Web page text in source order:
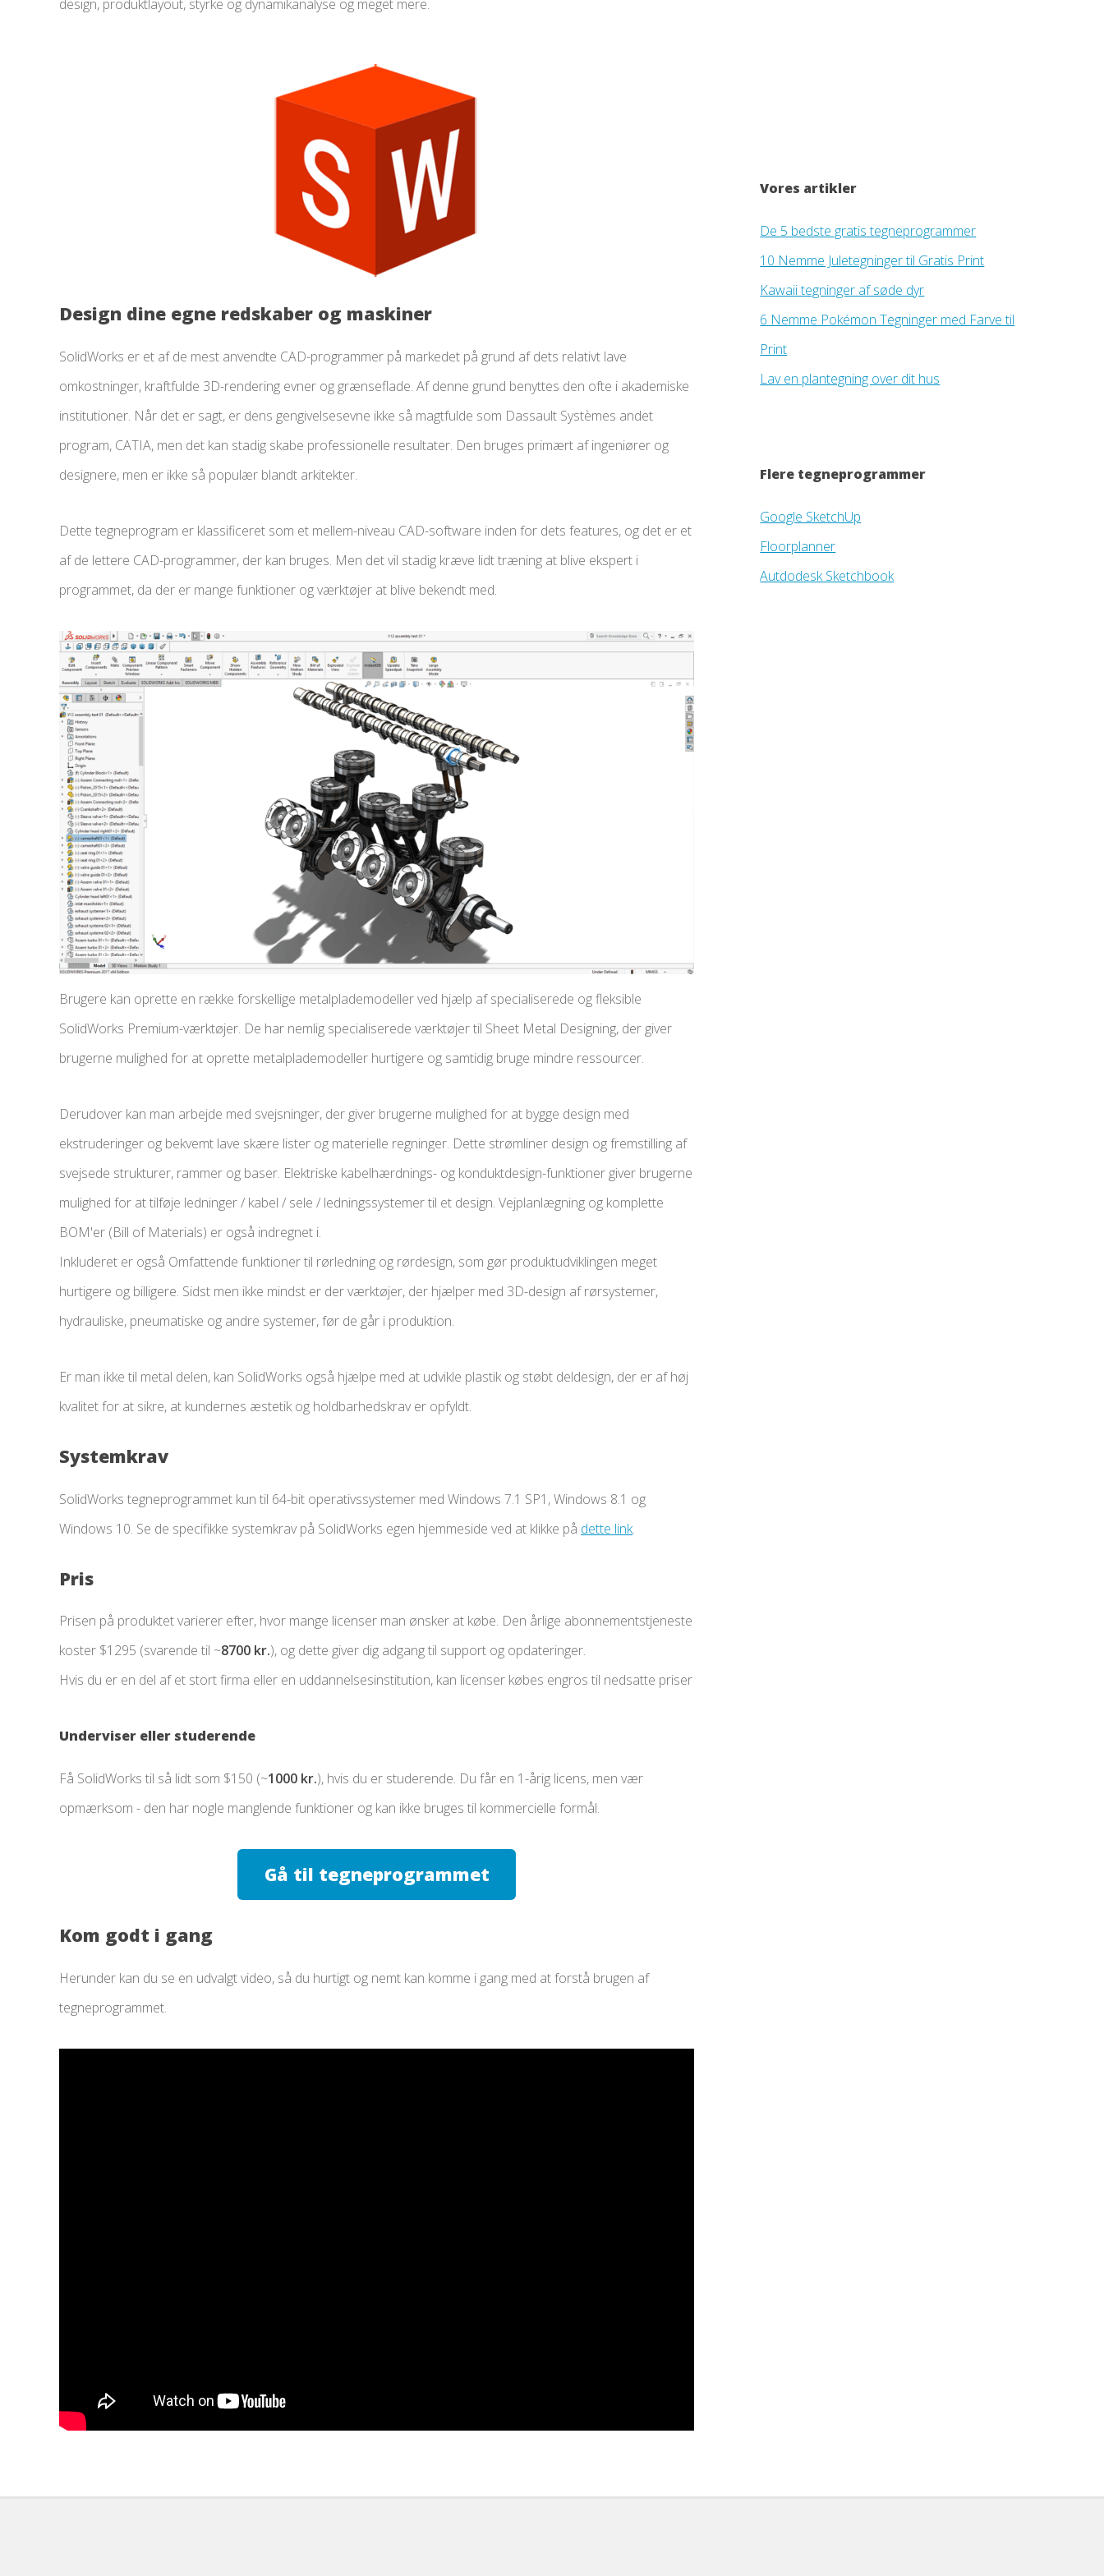
design, produktlayout, styrke og dynamikanalyse og meget mere.
Design dine egne redskaber og maskiner
SolidWorks er et af de mest anvendte CAD-programmer på markedet på grund af dets relativt lave
omkostninger, kraftfulde 3D-rendering evner og grænseflade. Af denne grund benyttes den ofte i akademiske
institutioner. Når det er sagt, er dens gengivelsesevne ikke så magtfulde som Dassault Systèmes andet
program, CATIA, men det kan stadig skabe professionelle resultater. Den bruges primært af ingeniører og
designere, men er ikke så populær blandt arkitekter.
Dette tegneprogram er klassificeret som et mellem-niveau CAD-software inden for dets features, og det er et
af de lettere CAD-programmer, der kan bruges. Men det vil stadig kræve lidt træning at blive ekspert i
programmet, da der er mange funktioner og værktøjer at blive bekendt med.
Brugere kan oprette en række forskellige metalplademodeller ved hjælp af specialiserede og fleksible
SolidWorks Premium-værktøjer. De har nemlig specialiserede værktøjer til Sheet Metal Designing, der giver
brugerne mulighed for at oprette metalplademodeller hurtigere og samtidig bruge mindre ressourcer.
Derudover kan man arbejde med svejsninger, der giver brugerne mulighed for at bygge design med
ekstruderinger og bekvemt lave skære lister og materielle regninger. Dette strømliner design og fremstilling af
svejsede strukturer, rammer og baser. Elektriske kabelhærdnings- og konduktdesign-funktioner giver brugerne
mulighed for at tilføje ledninger / kabel / sele / ledningssystemer til et design. Vejplanlægning og komplette
BOM'er (Bill of Materials) er også indregnet i.
Inkluderet er også Omfattende funktioner til rørledning og rørdesign, som gør produktudviklingen meget
hurtigere og billigere. Sidst men ikke mindst er der værktøjer, der hjælper med 3D-design af rørsystemer,
hydrauliske, pneumatiske og andre systemer, før de går i produktion.
Er man ikke til metal delen, kan SolidWorks også hjælpe med at udvikle plastik og støbt deldesign, der er af høj
kvalitet for at sikre, at kundernes æstetik og holdbarhedskrav er opfyldt.
Systemkrav
SolidWorks tegneprogrammet kun til 64-bit operativssystemer med Windows 7.1 SP1, Windows 8.1 og
Windows 10. Se de specifikke systemkrav på SolidWorks egen hjemmeside ved at klikke på dette link.
Pris
Prisen på produktet varierer efter, hvor mange licenser man ønsker at købe. Den årlige abonnementstjeneste
koster $1295 (svarende til ~8700 kr.), og dette giver dig adgang til support og opdateringer.
Hvis du er en del af et stort firma eller en uddannelsesinstitution, kan licenser købes engros til nedsatte priser
Underviser eller studerende
Få SolidWorks til så lidt som $150 (~1000 kr.), hvis du er studerende. Du får en 1-årig licens, men vær
opmærksom - den har nogle manglende funktioner og kan ikke bruges til kommercielle formål.
Gå til tegneprogrammet
Kom godt i gang
Herunder kan du se en udvalgt video, så du hurtigt og nemt kan komme i gang med at forstå brugen af
tegneprogrammet.
Vores artikler
De 5 bedste gratis tegneprogrammer
10 Nemme Juletegninger til Gratis Print
Kawaii tegninger af søde dyr
6 Nemme Pokémon Tegninger med Farve til
Print
Lav en plantegning over dit hus
Flere tegneprogrammer
Google SketchUp
Floorplanner
Autdodesk Sketchbook